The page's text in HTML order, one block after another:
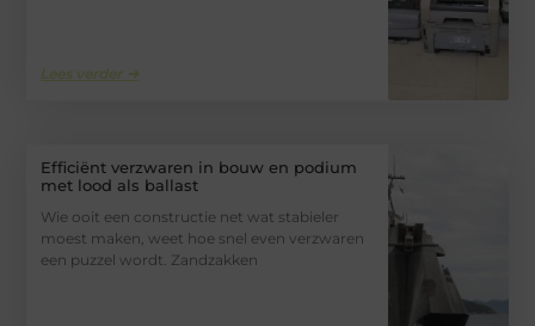
Lees verder ➜
Efficiënt verzwaren in bouw en podium
met lood als ballast
Wie ooit een constructie net wat stabieler
moest maken, weet hoe snel even verzwaren
een puzzel wordt. Zandzakken